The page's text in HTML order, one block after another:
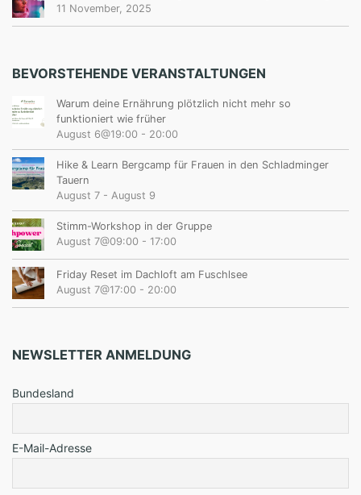
11 November, 2025
BEVORSTEHENDE VERANSTALTUNGEN
Warum deine Ernährung plötzlich nicht mehr so
funktioniert wie früher
August 6@19:00 - 20:00
Hike & Learn Bergcamp für Frauen in den Schladminger
Tauern
August 7 - August 9
Stimm-Workshop in der Gruppe
August 7@09:00 - 17:00
Friday Reset im Dachloft am Fuschlsee
August 7@17:00 - 20:00
NEWSLETTER ANMELDUNG
Bundesland
E-Mail-Adresse